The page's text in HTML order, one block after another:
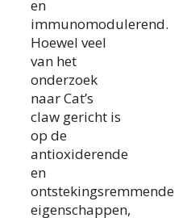
en
immunomodulerend.
Hoewel veel
van het
onderzoek
naar Cat’s
claw gericht is
op de
antioxiderende
en
ontstekingsremmende
eigenschappen,